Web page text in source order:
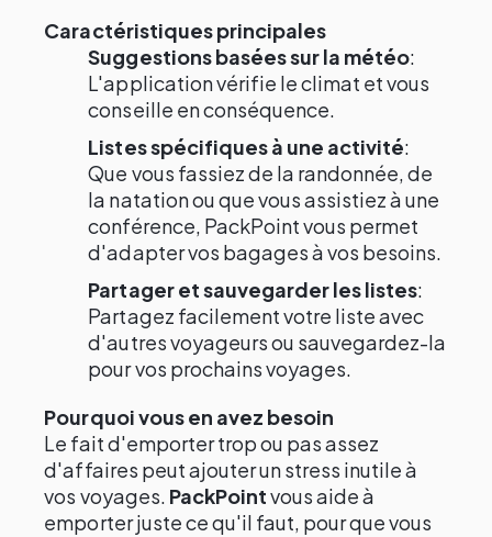
Caractéristiques principales
Suggestions basées sur la météo:
L'application vérifie le climat et vous
conseille en conséquence.
Listes spécifiques à une activité:
Que vous fassiez de la randonnée, de
la natation ou que vous assistiez à une
conférence, PackPoint vous permet
d'adapter vos bagages à vos besoins.
Partager et sauvegarder les listes:
Partagez facilement votre liste avec
d'autres voyageurs ou sauvegardez-la
pour vos prochains voyages.
Pourquoi vous en avez besoin
Le fait d'emporter trop ou pas assez
d'affaires peut ajouter un stress inutile à
vos voyages. PackPointvous aide à
emporter juste ce qu'il faut, pour que vous